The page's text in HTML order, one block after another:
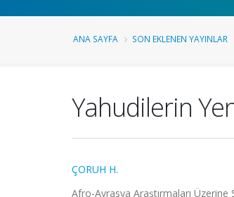
ANA SAYFA SON EKLENEN YAYINLAR
Yahudilerin
ÇORUH H.
Afro-Avrasya Araştırmaları